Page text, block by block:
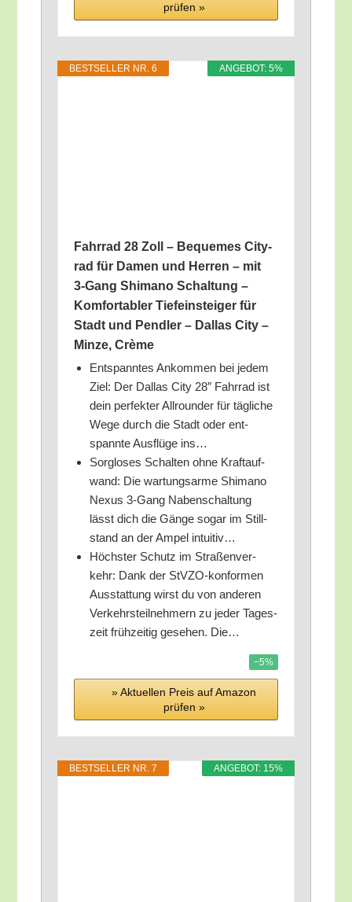
prü­fen »
ANGE­BOT: 5%
BEST­SEL­LER NR. 6
Fahr­rad 28 Zoll – Beque­mes City­
rad für Damen und Her­ren – mit
3‑Gang Shi­ma­no Schal­tung –
Kom­for­ta­bler Tie­fein­stei­ger für
Stadt und Pend­ler – Dal­las City –
Min­ze, Crème
Ent­spann­tes Ankom­men bei jedem
Ziel: Der Dal­las City 28″ Fahr­rad ist
dein per­fek­ter All­roun­der für täg­li­che
Wege durch die Stadt oder ent­
spann­te Aus­flü­ge ins…
Sorg­lo­ses Schal­ten ohne Kraft­auf­
wand: Die war­tungs­ar­me Shi­ma­no
Nexus 3‑Gang Naben­schal­tung
lässt dich die Gän­ge sogar im Still­
stand an der Ampel intuitiv…
Höchs­ter Schutz im Stra­ßen­ver­
kehr: Dank der StV­ZO-kon­for­men
Aus­stat­tung wirst du von ande­ren
Ver­kehrs­teil­neh­mern zu jeder Tages­
zeit früh­zei­tig gese­hen. Die…
−5%
» Aktu­el­len Preis auf Ama­zon
prü­fen »
ANGE­BOT: 15%
BEST­SEL­LER NR. 7